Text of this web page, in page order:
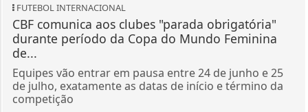
FUTEBOL INTERNACIONAL
CBF comunica aos clubes "parada obrigatória"
durante período da Copa do Mundo Feminina
de...
Equipes vão entrar em pausa entre 24 de junho e 25
de julho, exatamente as datas de início e término da
competição